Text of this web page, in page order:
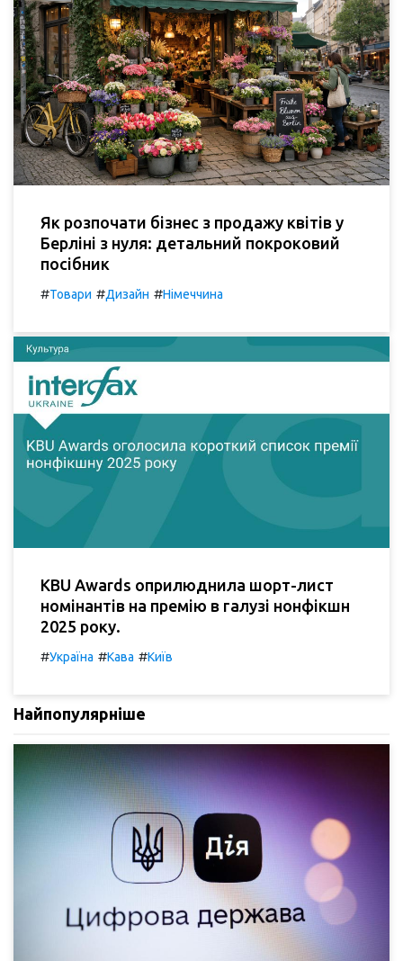
Як розпочати бізнес з продажу квітів у
Берліні з нуля: детальний покроковий
посібник
#Товари #Дизайн #Німеччина
KBU Awards оприлюднила шорт-лист
номінантів на премію в галузі нонфікшн
2025 року.
#Україна #Кава #Київ
Найпопулярніше